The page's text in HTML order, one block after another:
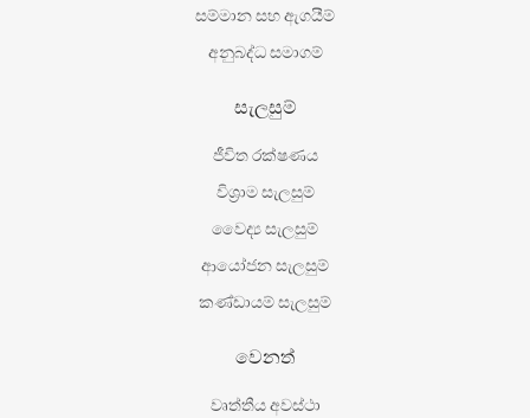
සම්මාන සහ ඇගයීම්
අනුබද්ධ සමාගම්
සැලසුම්
ජීවිත රක්ෂණය
විශ‍්‍රාම සැලසුම්
වෛද්‍ය සැලසුම්
ආයෝජන සැලසුම්
කණ්ඩායම් සැලසුම්
වෙනත්
වෘත්තීය අවස්ථා